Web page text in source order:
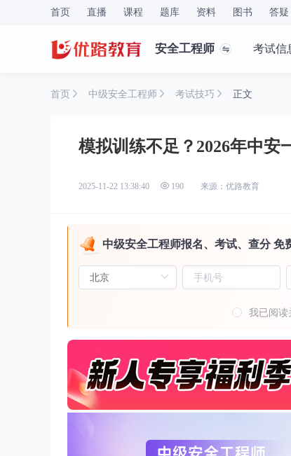
首页 直播 课程 题库 资料 图书 答疑
安全工程师 考试信
首页 中级安全工程师 考试技巧 正文
模拟训练不足？2026年中安
2025-11-22 13:38:40 190 来源：优路教育
中级安全工程师报名、考试、查分 免
我已阅读